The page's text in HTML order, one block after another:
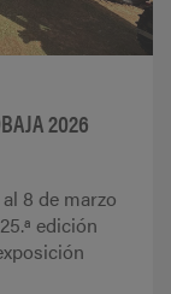
2026
8 de marzo
edición